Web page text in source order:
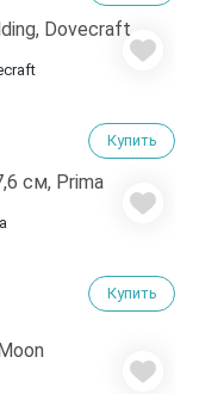
Купить
Купить